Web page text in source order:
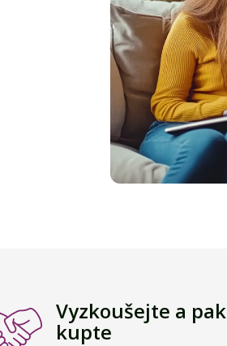
Vyzkoušejte a pak
kupte